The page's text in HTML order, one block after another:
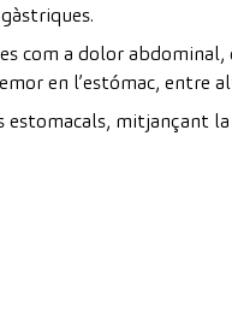
com a dolor
en l’estómac, entre
estomacals, mitjançant